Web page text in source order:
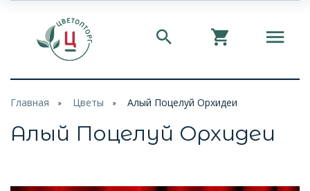
Главная Цветы Алый Поцелуй Орхидеи
Алый Поцелуй Орхидеи